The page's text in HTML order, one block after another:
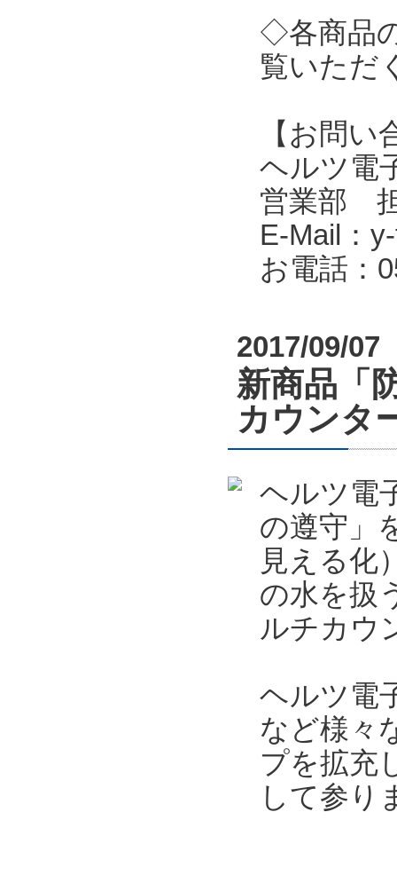
◇各商品
覧いただ
【お問い
ヘルツ電
営業部
E-Mail：
お電話：
2017/09/07
新商品「
カウンタ
ヘルツ電
の遵守」
見える化
の水を扱
ルチカウ
ヘルツ電
など様々
プを拡充
して参り